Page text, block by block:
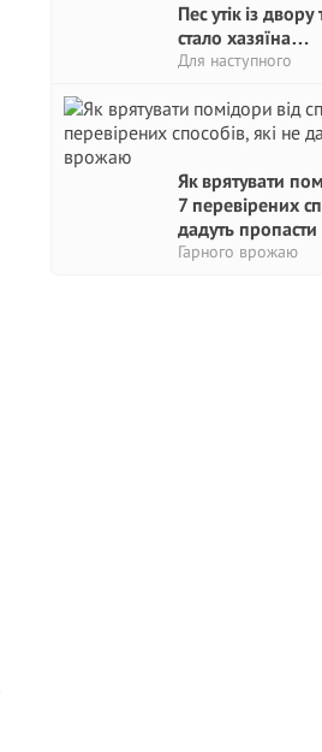
Пес утік із
стало хазяїна…
Для наступного
Як врятувати
7 перевірених
дадуть
Гарного врожаю